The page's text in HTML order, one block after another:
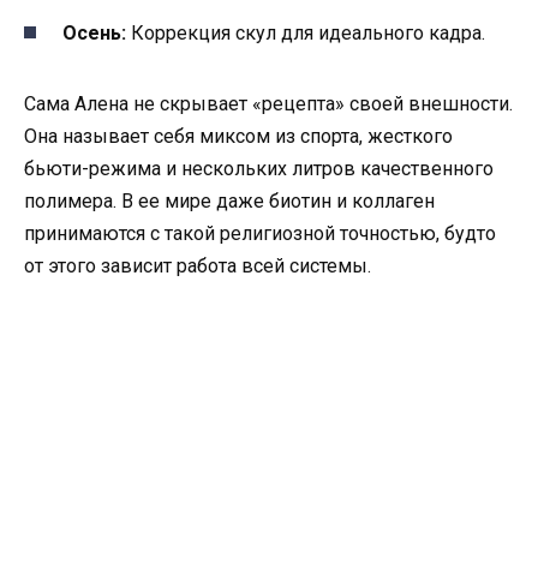
Осень: Коррекция скул для идеального кадра.
Сама Алена не скрывает «рецепта» своей внешности.
Она называет себя миксом из спорта, жесткого
бьюти-режима и нескольких литров качественного
полимера. В ее мире даже биотин и коллаген
принимаются с такой религиозной точностью, будто
от этого зависит работа всей системы.